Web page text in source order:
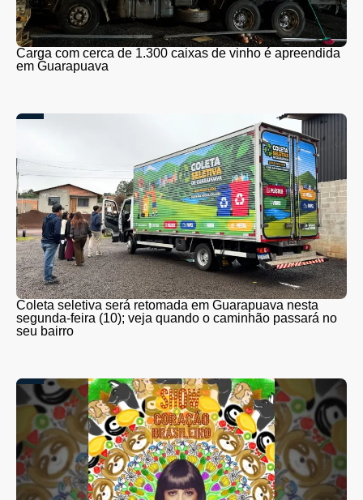
Carga com cerca de 1.300 caixas de vinho é apreendida
em Guarapuava
Coleta seletiva será retomada em Guarapuava nesta
segunda-feira (10); veja quando o caminhão passará no
seu bairro